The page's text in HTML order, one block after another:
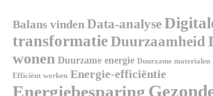
Balans vinden Data-analyse
transformatieDuurzaamheid
wonen Duurzame energie Duurzame materialen
Efficiënt werken Energie-efficiëntie
Energiebesparing